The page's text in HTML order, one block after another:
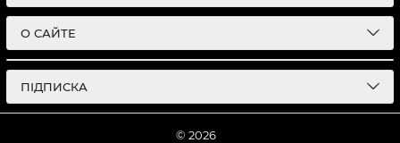
О САЙТЕ
ПІДПИСКА
© 2026